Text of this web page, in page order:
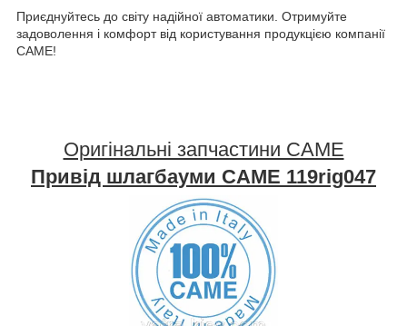
Приєднуйтесь до світу надійної автоматики. Отримуйте
задоволення і комфорт від користування продукцією компанії
CAME!
Оригінальні запчастини CAME
Привід шлагбауми CAME 119rig047